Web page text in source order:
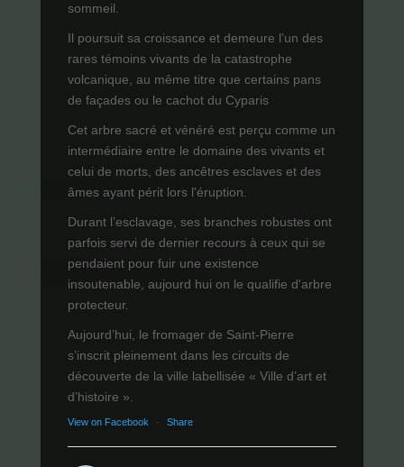
sommeil.
Il poursuit sa croissance et demeure l’un des
rares témoins vivants de la catastrophe
volcanique, au même titre que certains pans
de façades ou le cachot du Cyparis
Cet arbre sacré et vénéré est perçu comme un
intermédiaire entre le domaine des vivants et
celui de morts, des ancêtres esclaves et des
âmes ayant périt lors l'éruption.
Durant l’esclavage, ses branches robustes ont
parfois servi de dernier recours à ceux qui se
pendaient pour fuir une existence
insoutenable, aujourd hui on le qualifie d'arbre
protecteur.
Aujourd’hui, le fromager de Saint-Pierre
s’inscrit pleinement dans les circuits de
découverte de la ville labellisée « Ville d’art et
d’histoire ».
View on Facebook · Share